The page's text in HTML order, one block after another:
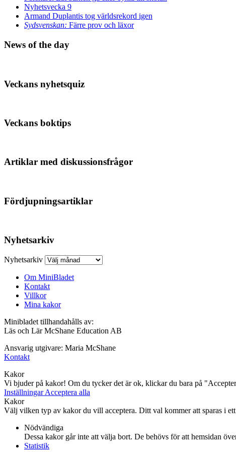
Nyhetsvecka 9
Armand Duplantis tog världsrekord igen
Sydsvenskan: Färre prov och läxor
News of the day
Veckans nyhetsquiz
Veckans boktips
Artiklar med diskussionsfrågor
Fördjupningsartiklar
Nyhetsarkiv
Nyhetsarkiv
Om MiniBladet
Kontakt
Villkor
Mina kakor
Minibladet tillhandahålls av:
Läs och Lär McShane Education AB
Ansvarig utgivare: Maria McShane
Kontakt
Kakor
Vi bjuder på kakor! Om du tycker det är ok, klickar du bara på
InställningarAcceptera alla
Kakor
Välj vilken typ av kakor du vill acceptera. Ditt val kommer att sparas i ett
Nödvändiga
Dessa kakor går inte att välja bort. De behövs för att hemsidan
Statistik